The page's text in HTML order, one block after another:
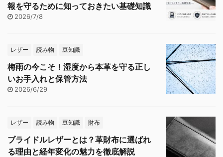
報を守るために知っておきたい基礎知識
2026/7/8
レザー 読み物 豆知識
梅雨の今こそ！湿度から本革を守る正し
いお手入れと保管方法
2026/6/29
レザー 読み物 豆知識 財布
ブライドルレザーとは？革財布に選ばれ
る理由と経年変化の魅力を徹底解説